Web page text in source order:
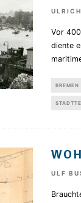
Vor
diente
BREMEN
ULF